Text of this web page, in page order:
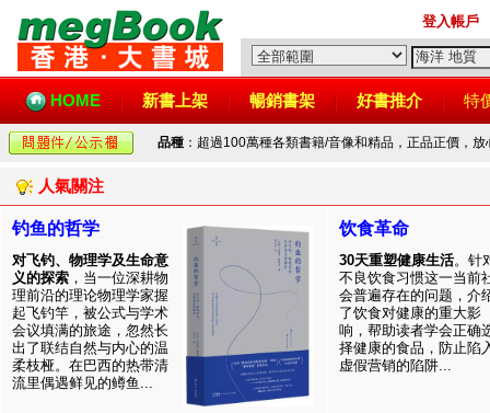
登入帳戶
HOME 新書上架 暢銷書架 好書推介 特
品種 ：超過100萬種各類書籍/音像和精品，正品正價，
人氣關注
钓鱼的哲学
对飞钓、物理学及生命意
义的探索 ，当一位深耕物
理前沿的理论物理学家握
起飞钓竿，被公式与学术
会议填满的旅途，忽然长
出了联结自然与内心的温
柔枝桠。在巴西的热带清
流里偶遇鲜见的鳟鱼...
饮食革命
30天重塑健康生活。针
不良饮食习惯这一当前
会普遍存在的问题，介
了饮食对健康的重大影
响，帮助读者学会正确
择健康的食品，防止陷
虚假营销的陷阱...